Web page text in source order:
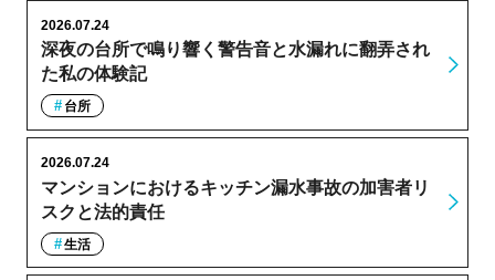
深夜の台所で鳴り響く警告音と水漏れに翻弄され
た私の体験記
2026.07.24
台所
マンションにおけるキッチン漏水事故の加害者リ
スクと法的責任
2026.07.24
生活